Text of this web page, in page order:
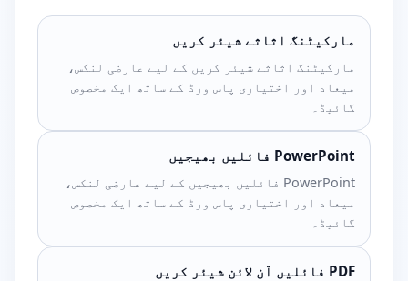
مارکیٹنگ اثاثے شیئر کریں
مارکیٹنگ اثاثے شیئر کریں کے لیے عارضی لنکس،
میعاد اور اختیاری پاس ورڈ کے ساتھ ایک مخصوص
گائیڈ۔
PowerPoint فائلیں بھیجیں
PowerPoint فائلیں بھیجیں کے لیے عارضی لنکس،
میعاد اور اختیاری پاس ورڈ کے ساتھ ایک مخصوص
گائیڈ۔
PDF فائلیں آن لائن شیئر کریں